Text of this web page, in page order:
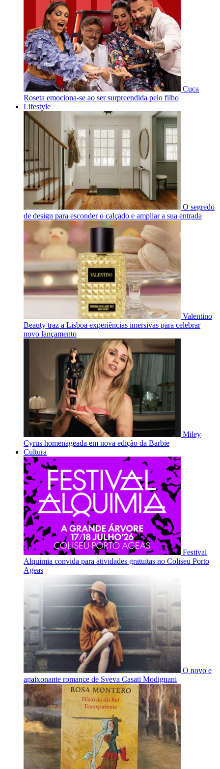
Cuca
Roseta emociona-se ao ser surpreendida pelo filho
Lifestyle
O segredo
de design para esconder o calçado e ampliar a sua entrada
Valentino
Beauty traz a Lisboa experiências imersivas para celebrar
novo lançamento
Miley
Cyrus homenageada em nova edição da Barbie
Cultura
Festival
Alquimia convida para atividades gratuitas no Coliseu Porto
Ageas
O novo e
apaixonante romance de Sveva Casati Modignani